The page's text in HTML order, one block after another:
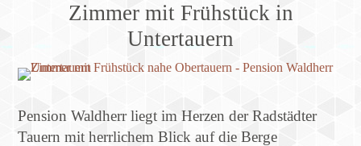
Zimmer mit Frühstück in
Untertauern
Pension Waldherr liegt im Herzen der Radstädter
Tauern mit herrlichem Blick auf die Berge